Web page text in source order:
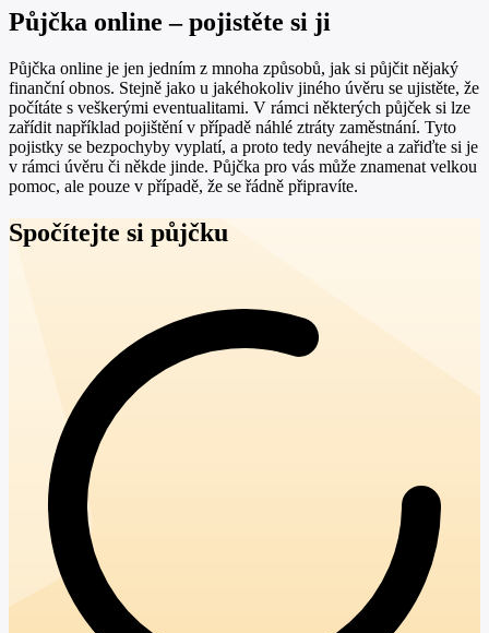
Půjčka online – pojistěte si ji
Půjčka online je jen jedním z mnoha způsobů, jak si půjčit nějaký
finanční obnos. Stejně jako u jakéhokoliv jiného úvěru se ujistěte, že
počítáte s veškerými eventualitami. V rámci některých půjček si lze
zařídit například pojištění v případě náhlé ztráty zaměstnání. Tyto
pojistky se bezpochyby vyplatí, a proto tedy neváhejte a zařiďte si je
v rámci úvěru či někde jinde. Půjčka pro vás může znamenat velkou
pomoc, ale pouze v případě, že se řádně připravíte.
Spočítejte si půjčku